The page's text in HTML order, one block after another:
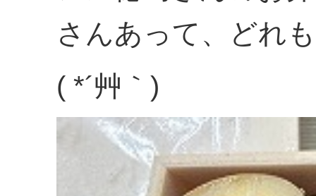
さんあって、どれ
( *´艸｀)